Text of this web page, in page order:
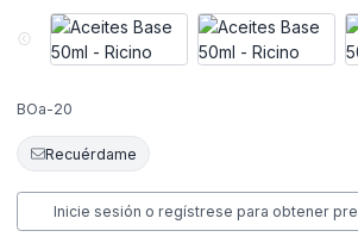
BOa-20
Recuérdame
Inicie sesión o regístrese para obtener